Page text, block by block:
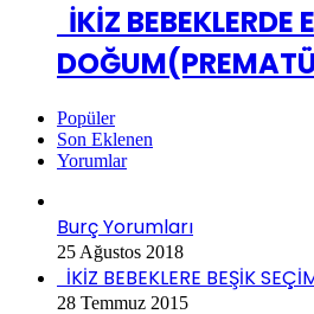
İKİZ BEBEKLERDE
Popüler
Son Eklenen
Yorumlar
Burç Yorumları
25 Ağustos 2018
İKİZ BEBEKLERE BEŞİK
28 Temmuz 2015